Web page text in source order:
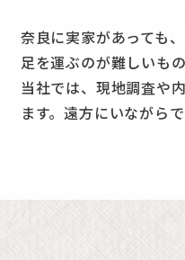
奈良に実家があっても
足を運ぶのが難しいもの
当社では、現地調査や
ます。遠方にいながら
入出来て嬉しいです。
っぱりご縁を感じます。
や売主様にも感謝です。